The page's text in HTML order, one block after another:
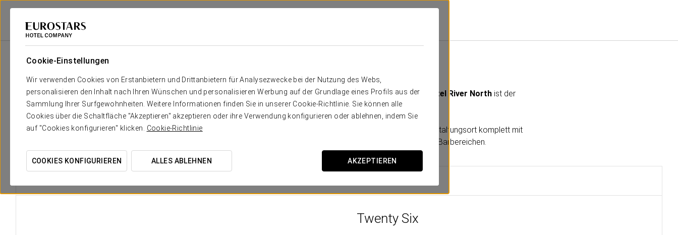
Cookie-Einstellungen
Wir verwenden Cookies von Erstanbietern und Drittanbietern für Analysezwecke bei der Nutzung des Webs,
personalisieren den Inhalt nach Ihren Wünschen und personalisieren Werbung auf der Grundlage eines Profils aus der
Sammlung Ihrer Surfgewohnheiten. Weitere Informationen finden Sie in unserer Cookie-Richtlinie. Sie können alle
Cookies über die Schaltfläche "Akzeptieren" akzeptieren oder ihre Verwendung konfigurieren oder ablehnen, indem Sie
auf "Cookies konfigurieren" klicken. Cookie-Richtlinie
COOKIES KONFIGURIEREN ALLES ABLEHNEN AKZEPTIEREN
Eurostars Hotel Company
Das Twenty Six by LM Restaurant Group mitBlick auf das spektakuläre Viertel River Northist der
perfekte Ort, um einen traumhaften Abend zu verbringen.
Mit einer einzigartigen Kombination aus
ist der Veranstaltungsort komplett mit
einer Open-Air-Dachterrasse, maßgefertigten Loungemöbeln und zwei Barbereichen.
Twenty Six